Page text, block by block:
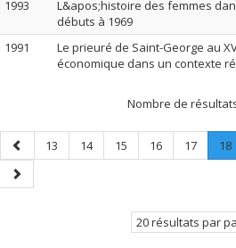
1993
L&apos;histoire des femmes
débuts à 1969
1991
Le prieuré de Saint-George au
économique dans un contexte
Nombre de
Page
précédente
Page
13 Page
14 Page
15 Page
16 Page
17 18.
Page
suivante
20 résultats par